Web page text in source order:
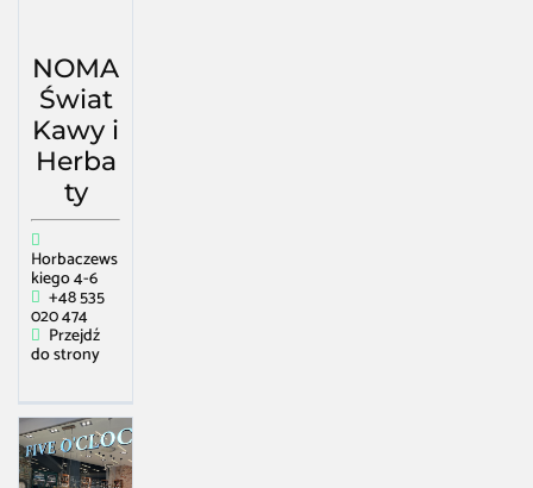
NOMA
Świat
Kawy i
Herba
ty
Horbaczews
kiego 4-6
+48 535
020 474
Przejdź
do strony